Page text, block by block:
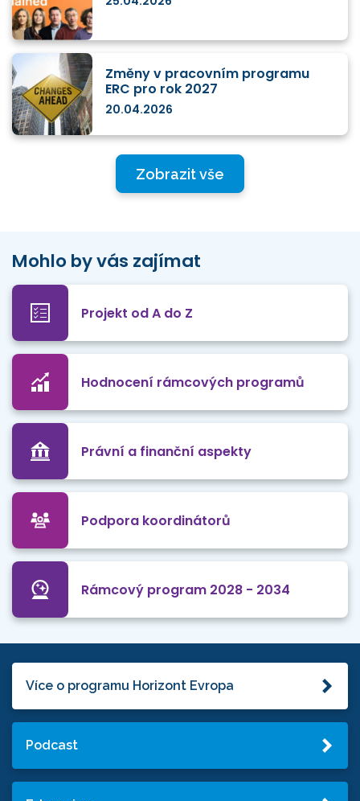
Změny v pracovním programu
ERC pro rok 2027
20.04.2026
Zobrazit vše
Mohlo by vás zajímat
Projekt od A do Z
Hodnocení rámcových programů
Právní a finanční aspekty
Podpora koordinátorů
Rámcový program 2028 - 2034
Více o programu Horizont Evropa
Podcast